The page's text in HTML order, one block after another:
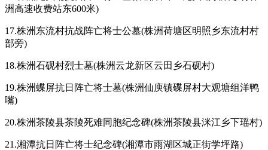
洲高速收费站东600米)
17.株洲东流村抗战阵亡将士公墓(株洲荷塘区明照乡东流村村
部旁)
18.株洲石砚村烈士墓(株洲云龙新区云田乡石砚村)
19.株洲蝶屏抗日阵亡将士墓(株洲仙庾镇碟屏村大观塘组洋鸭
嘴)
20.株洲茶陵县茶陵死难同胞纪念碑(株洲茶陵县洣江乡下瑶村)
21.湘潭抗日阵亡将士纪念碑(湘潭市雨湖区城正街学坪路)